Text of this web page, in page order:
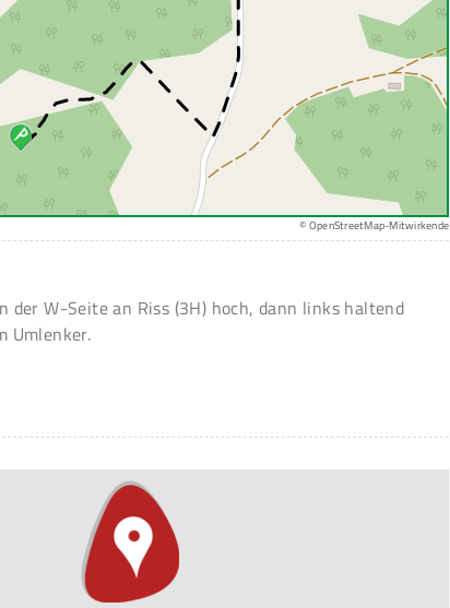
© OpenStreetMap-Mitwirkende
der W-Seite an Riss (3H) hoch, dann links haltend
Umlenker.